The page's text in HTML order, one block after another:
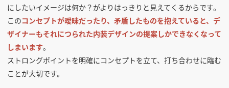
にしたいイメージは何か？がよりはっきりと見えてくるからです。
このコンセプトが曖昧だったり、矛盾したものを抱えていると、デ
ザイナーもそれにつられた内装デザインの提案しかできなくなって
しまいます。
ストロングポイントを明確にコンセプトを立て、打ち合わせに臨む
ことが大切です。